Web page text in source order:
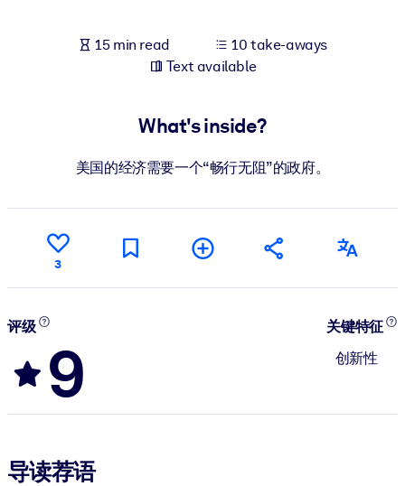
Enrich your corporate library with trusted, ready-to-use business
Fuel your AI systems with reliable, structured knowledge to
15 min read
10 take-aways
Text available
What's inside?
美国的经济需要一个“畅行无阻”的政府。
3
评级
9
关键特征
创新性
导读荐语